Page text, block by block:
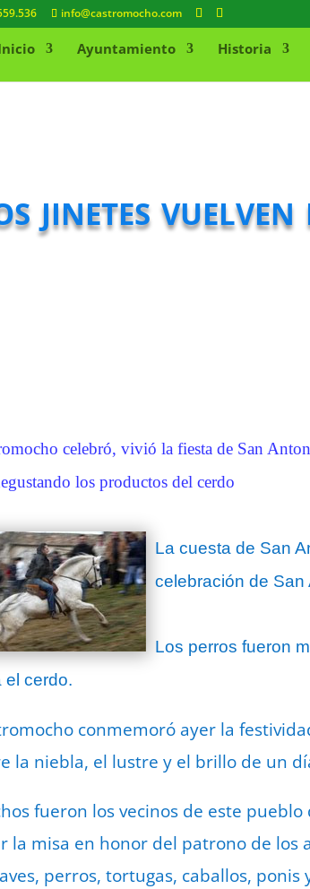
info@castromocho.com
Ayuntamiento Historia
jinetes
celebró, vivió la fiesta de San
los productos del cerdo
La cuesta de San
celebración de San
Los perros fueron
el cerdo.
conmemoró ayer la
la niebla, el lustre y el brillo de un
fueron los vecinos de este
la misa en honor del patrono de
perros, tortugas, caballos,